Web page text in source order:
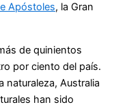
Apóstoles, la Gran
de quinientos
por ciento del país.
naturaleza, Australia
han sido